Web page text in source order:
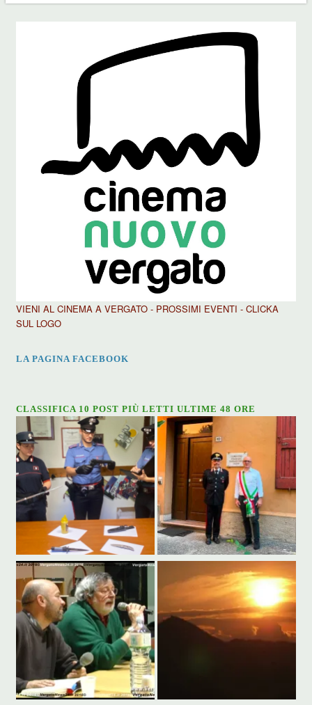
VIENI AL CINEMA A VERGATO - PROSSIMI EVENTI - CLICKA
SUL LOGO
LA PAGINA FACEBOOK
CLASSIFICA 10 POST PIÙ LETTI ULTIME 48 ORE